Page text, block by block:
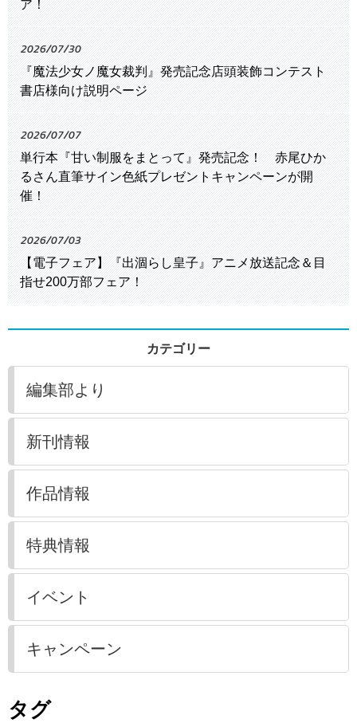
ア！
2026/07/30
『魔法少女ノ魔女裁判』発売記念店頭装飾コンテスト
書店様向け説明ページ
2026/07/07
単行本『甘い制服をまとって』発売記念！ 赤尾ひか
るさん直筆サイン色紙プレゼントキャンペーンが開
催！
2026/07/03
【電子フェア】『出涸らし皇子』アニメ放送記念＆目
指せ200万部フェア！
カテゴリー
編集部より
新刊情報
作品情報
特典情報
イベント
キャンペーン
タグ